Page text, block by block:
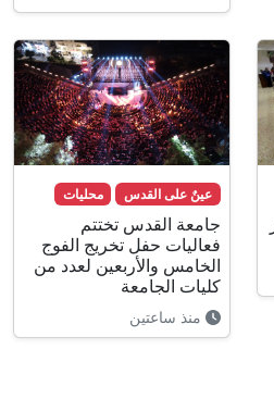
عينٌ على القدس محليات
جامعة القدس تختتم
فعاليات حفل تخريج الفوج
الخامس والأربعين لعدد من
كليات الجامعة
منذ ساعتين